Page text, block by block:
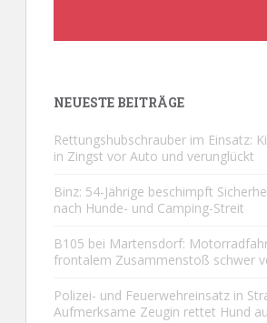
NEUESTE BEITRÄGE
Rettungshubschrauber im Einsatz:
in Zingst vor Auto und verunglückt
Binz: 54-Jährige beschimpft
nach Hunde- und Camping-Streit
B105 bei Martensdorf:
frontalem Zusammenstoß schwer
Polizei- und Feuerwehreinsatz in
Aufmerksame Zeugin rettet Hund